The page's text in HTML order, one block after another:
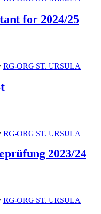
for 2024/25
RG-ORG ST. URSULA
RG-ORG ST. URSULA
2023/24
RG-ORG ST. URSULA